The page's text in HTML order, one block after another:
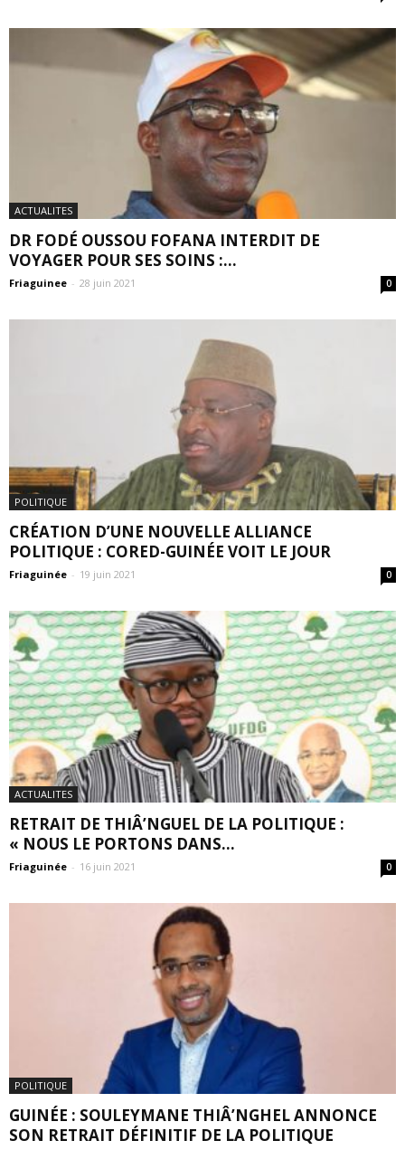
ACTUALITES
DR FODÉ OUSSOU FOFANA INTERDIT DE
VOYAGER POUR SES SOINS :...
Friaguinee - 28 juin 2021 0
POLITIQUE
CRÉATION D’UNE NOUVELLE ALLIANCE
POLITIQUE : CORED-GUINÉE VOIT LE JOUR
Friaguinée - 19 juin 2021 0
ACTUALITES
RETRAIT DE THIÂ’NGUEL DE LA POLITIQUE :
« NOUS LE PORTONS DANS...
Friaguinée - 16 juin 2021 0
POLITIQUE
GUINÉE : SOULEYMANE THIÂ’NGHEL ANNONCE
SON RETRAIT DÉFINITIF DE LA POLITIQUE